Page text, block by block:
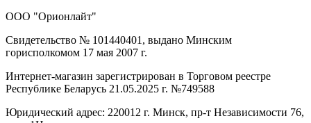
ООО "Орионлайт"
Свидетельство № 101440401, выдано Минским
горисполкомом 17 мая 2007 г.
Интернет-магазин зарегистрирован в Торговом реестре
Республике Беларусь 21.05.2025 г. №749588
Юридический адрес: 220012 г. Минск, пр-т Независимости 76,